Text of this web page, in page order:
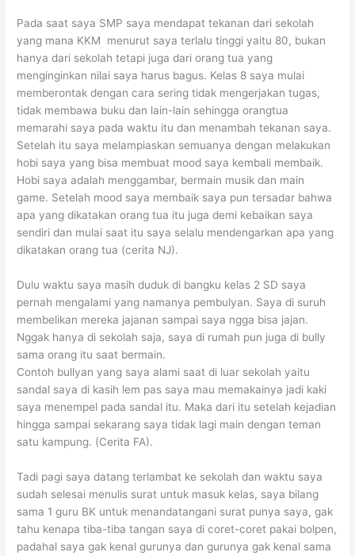
Pada saat saya SMP saya mendapat tekanan dari sekolah
yang mana KKM menurut saya terlalu tinggi yaitu 80, bukan
hanya dari sekolah tetapi juga dari orang tua yang
menginginkan nilai saya harus bagus. Kelas 8 saya mulai
memberontak dengan cara sering tidak mengerjakan tugas,
tidak membawa buku dan lain-lain sehingga orangtua
memarahi saya pada waktu itu dan menambah tekanan saya.
Setelah itu saya melampiaskan semuanya dengan melakukan
hobi saya yang bisa membuat mood saya kembali membaik.
Hobi saya adalah menggambar, bermain musik dan main
game. Setelah mood saya membaik saya pun tersadar bahwa
apa yang dikatakan orang tua itu juga demi kebaikan saya
sendiri dan mulai saat itu saya selalu mendengarkan apa yang
dikatakan orang tua (cerita NJ).
Dulu waktu saya masih duduk di bangku kelas 2 SD saya
pernah mengalami yang namanya pembulyan. Saya di suruh
membelikan mereka jajanan sampai saya ngga bisa jajan.
Nggak hanya di sekolah saja, saya di rumah pun juga di bully
sama orang itu saat bermain.
Contoh bullyan yang saya alami saat di luar sekolah yaitu
sandal saya di kasih lem pas saya mau memakainya jadi kaki
saya menempel pada sandal itu. Maka dari itu setelah kejadian
hingga sampai sekarang saya tidak lagi main dengan teman
satu kampung. (Cerita FA).
Tadi pagi saya datang terlambat ke sekolah dan waktu saya
sudah selesai menulis surat untuk masuk kelas, saya bilang
sama 1 guru BK untuk menandatangani surat punya saya, gak
tahu kenapa tiba-tiba tangan saya di coret-coret pakai bolpen,
padahal saya gak kenal gurunya dan gurunya gak kenal sama